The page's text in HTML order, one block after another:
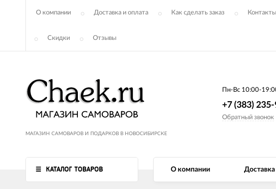
О компании Доставка и оплата Как сделать заказ Контакты
Скидки Отзывы
МАГАЗИН САМОВАРОВ И ПОДАРКОВ В НОВОСИБИРСКЕ
Пн-Вс 10:00-
+7 (383)
Обратный звонок
КАТАЛОГ ТОВАРОВ О компании Доставка